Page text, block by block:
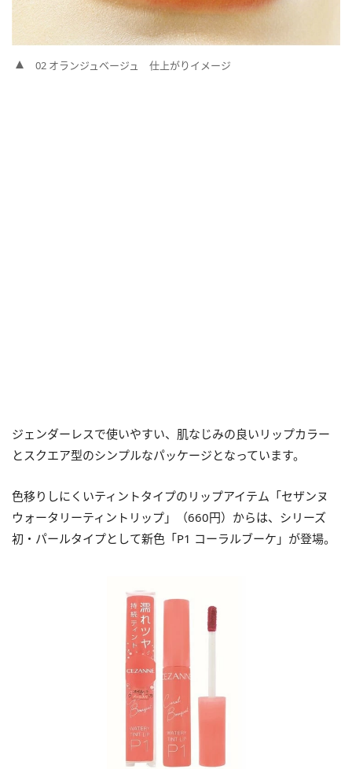
02 オランジュベージュ 仕上がりイメージ
ジェンダーレスで使いやすい、肌なじみの良いリップカラー
とスクエア型のシンプルなパッケージとなっています。
色移りしにくいティントタイプのリップアイテム「セザンヌ
ウォータリーティントリップ」（660円）からは、シリーズ
初・パールタイプとして新色「P1 コーラルブーケ」が登場。